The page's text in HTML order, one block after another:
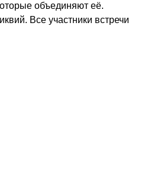
объединяют её.
Все участники встречи